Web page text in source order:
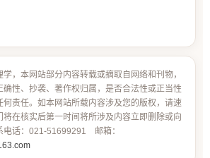
学，本网站部分内容转载或摘取自网络和刊物，
确性、抄袭、著作权归属，是否合法性或正当性
责任。如本网站所载内容涉及您的版权，请速
在核实后第一时间将所涉及内容立即删除或向
电话：021-51699291 邮箱：